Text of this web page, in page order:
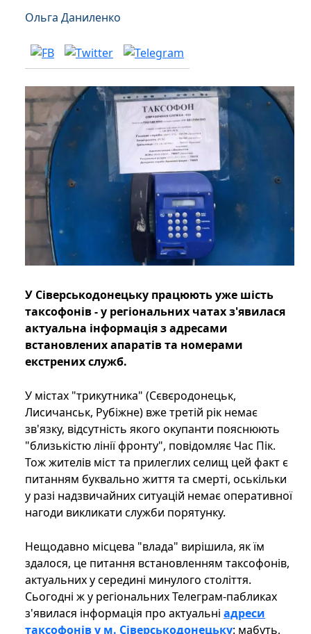
Ольга Даниленко
У Сіверськодонецьку працюють уже шість
таксофонів - у регіональних чатах з'явилася
актуальна інформація з адресами
встановлених апаратів та номерами
екстрених служб.
У містах "трикутника" (Сєвєродонецьк,
Лисичанськ, Рубіжне) вже третій рік немає
зв'язку, відсутність якого окупанти пояснюють
"близькістю лінії фронту", повідомляє Час Пік.
Тож жителів міст та прилеглих селищ цей факт є
питанням буквально життя та смерті, оськільки
у разі надзвичайних ситуацій немає оперативної
нагоди викликати служби порятунку.
Нещодавно місцева "влада" вирішила, як їм
здалося, це питання встановленням таксофонів,
актуальних у середині минулого століття.
Сьогодні ж у регіональних Телеграм-пабликах
з'явилася інформація про актуальні адреси
таксофонів у м. Сіверськодонецьку: мабуть,